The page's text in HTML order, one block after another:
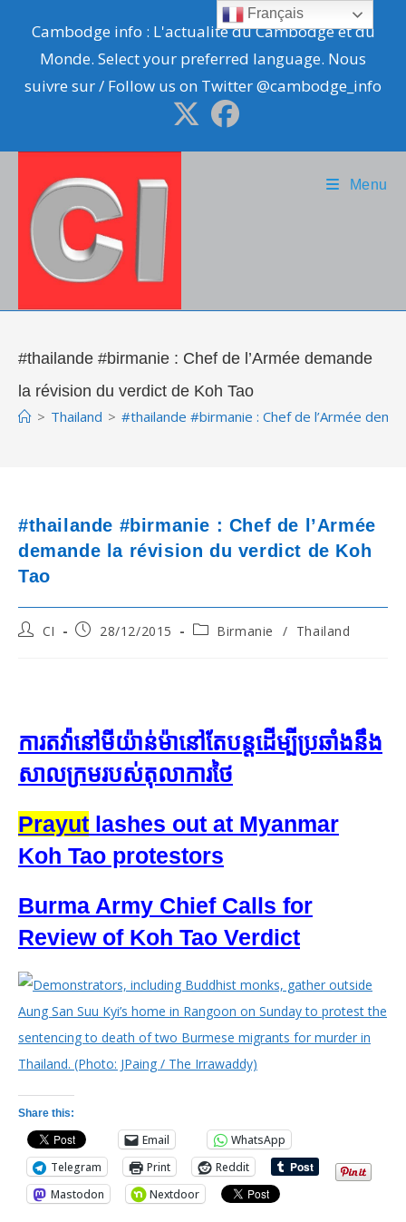
content
Cambodge info : L'actualité du Cambodge et du
Monde. Select your preferred language. Nous
suivre sur / Follow us on Twitter @cambodge_info
Menu
#thailande #birmanie : Chef de l’Armée demande
la révision du verdict de Koh Tao
> Thailand > #thailande #birmanie : Chef de l’Armée
#thailande #birmanie : Chef de l’Armée
demande la révision du verdict de Koh
Tao
PostCI
Post28/12/2015
PostBirmanie / Thailand
ការ​តវ៉ា​នៅ​មីយ៉ាន់ម៉ា​នៅ​តែ​បន្ត​ដើម្បី​ប្រឆាំង​នឹង​
សាលក្រម​របស់​តុលាការ​ថៃ
Prayut lashes out at Myanmar
Koh Tao protestors
Burma Army Chief Calls for
Review of Koh Tao Verdict
Share this:
Email
WhatsApp
Telegram
Print
Reddit
Mastodon
Nextdoor
Français